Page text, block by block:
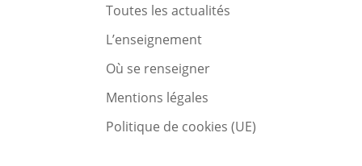
Toutes les actualités
L’enseignement
Où se renseigner
Mentions légales
Politique de cookies (UE)